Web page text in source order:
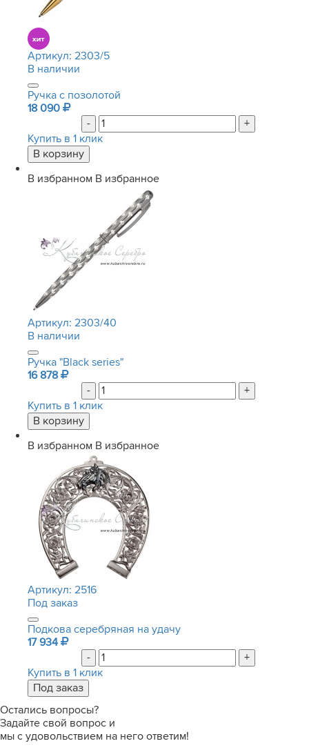
Артикул: 2303/5
В наличии
Ручка с позолотой
18 090
-
+
Купить в 1 клик
В избранном В избранное
Артикул: 2303/40
В наличии
Ручка "Black series"
16 878
-
+
Купить в 1 клик
В избранном В избранное
Артикул: 2516
Под заказ
Подкова серебряная на удачу
17 934
-
+
Купить в 1 клик
Остались вопросы?
Задайте свой вопрос и
мы с удовольствием на него ответим!